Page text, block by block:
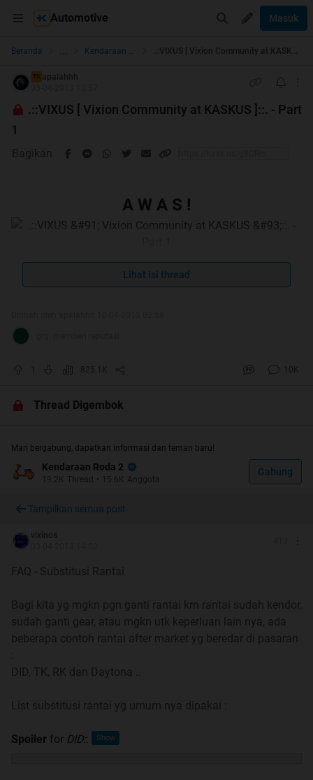
Automotive Masuk
Beranda ... Kendaraan Roda 2
TS apalahhh
.::VIXUS [ Vixion Community at KASKUS ]::. - Part
1
Bagikan
A W A S !
Bookmark (Ctrl D)biar nggak ketinggalan
VIXION KASKUS COMMUNITY adalah salah satu forum
dibawah KASKUS yang membahas segala sesuatu
modifikasi, kegiatan sosial ataupun touring.
mematuhi peraturan bersama yang berlaku di VIXUS
VIXUS bukan hanya sekedar komunitas di dunia maya,
RULES Thread VIXUS
1. Prime ID : Senin s/d Jumat
2. Bebas Untuk Hari sabtu dan Minggu Namun WAJIB
MEMBERIKAN IDENTITAS PRIME ID (Perhatian keras bagi
para Klon),
Lihat isi thread
825.1K 10K
Thread Digembok
Mari bergabung, dapatkan informasi dan teman baru!
Kendaraan Roda 2
19.2K Thread • 15.6K Anggota
Gabung
Tampilkan semua post
vixinos
FAQ - Substitusi Rantai
Bagi kita yg mgkn pgn ganti rantai krn rantai sudah kendor,
sudah ganti gear, atau mgkn utk keperluan lain nya, ada
beberapa contoh rantai after market yg beredar di pasaran
DID, TK, RK dan Daytona ..
List substitusi rantai yg umum nya dipakai :
Spoiler for DID::